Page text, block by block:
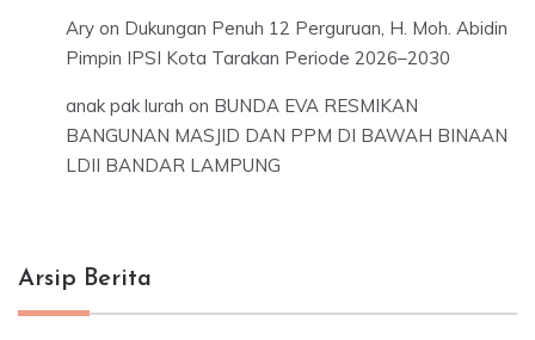
Ary on Dukungan Penuh 12 Perguruan, H. Moh. Abidin
Pimpin IPSI Kota Tarakan Periode 2026–2030
anak pak lurah on BUNDA EVA RESMIKAN
BANGUNAN MASJID DAN PPM DI BAWAH BINAAN
LDII BANDAR LAMPUNG
Arsip Berita